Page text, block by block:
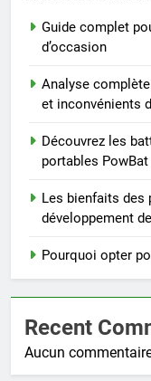
Guide complet
d’occasion
Analyse
et inconvénients
Découvrez les
portables
Les bienfaits des
développement
Pourquoi opter
Recent
Aucun